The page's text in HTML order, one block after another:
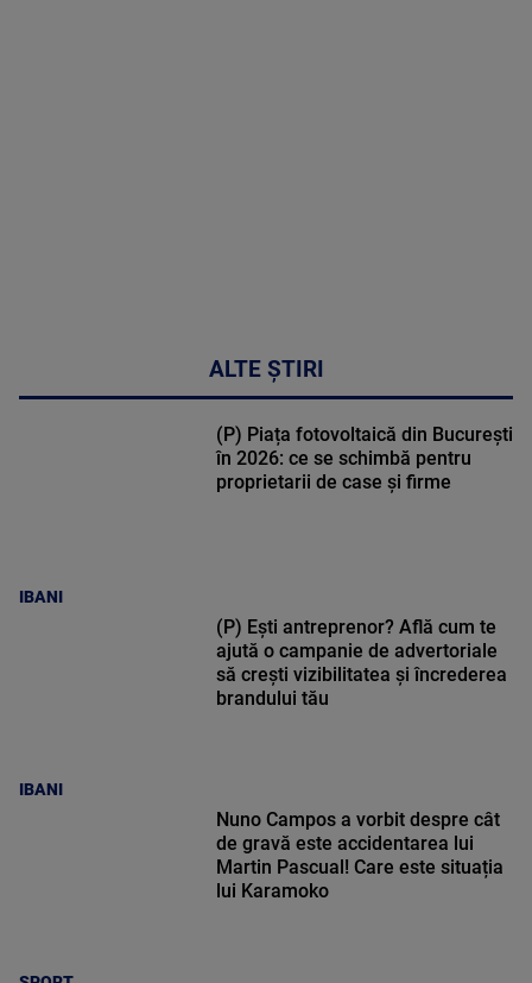
ALTE ȘTIRI
IBANI
(P) Piața fotovoltaică din București
în 2026: ce se schimbă pentru
proprietarii de case și firme
IBANI
(P) Ești antreprenor? Află cum te
ajută o campanie de advertoriale
să crești vizibilitatea și încrederea
brandului tău
Nuno Campos a vorbit despre cât
de gravă este accidentarea lui
Martin Pascual! Care este situația
lui Karamoko